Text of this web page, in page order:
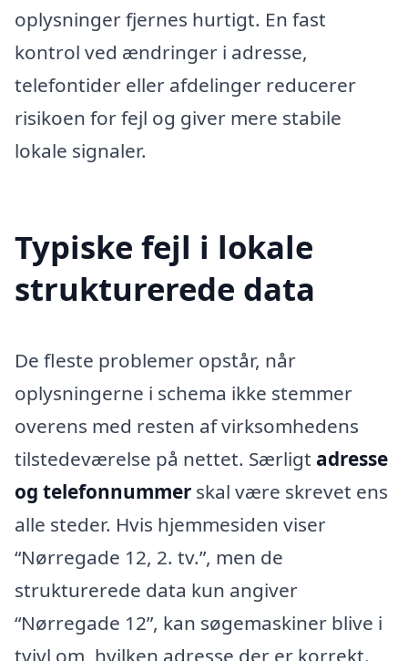
oplysninger fjernes hurtigt. En fast
kontrol ved ændringer i adresse,
telefontider eller afdelinger reducerer
risikoen for fejl og giver mere stabile
lokale signaler.
Typiske fejl i lokale
strukturerede data
De fleste problemer opstår, når
oplysningerne i schema ikke stemmer
overens med resten af virksomhedens
tilstedeværelse på nettet. Særligt adresse
og telefonnummer skal være skrevet ens
alle steder. Hvis hjemmesiden viser
“Nørregade 12, 2. tv.”, men de
strukturerede data kun angiver
“Nørregade 12”, kan søgemaskiner blive i
tvivl om, hvilken adresse der er korrekt.